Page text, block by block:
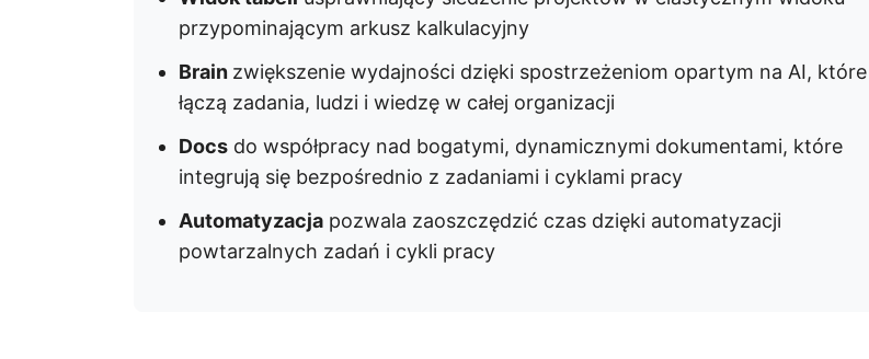
przypominającym arkusz kalkulacyjny
Brain zwiększenie wydajności dzięki spostrzeżeniom opartym na AI, które
łączą zadania, ludzi i wiedzę w całej organizacji
Docs do współpracy nad bogatymi, dynamicznymi dokumentami, które
integrują się bezpośrednio z zadaniami i cyklami pracy
Automatyzacja pozwala zaoszczędzić czas dzięki automatyzacji
powtarzalnych zadań i cykli pracy